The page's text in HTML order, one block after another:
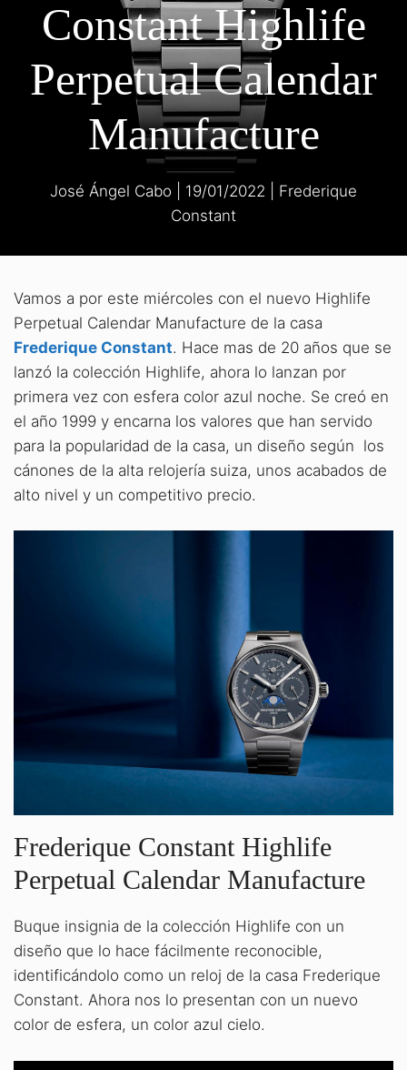
Constant Highlife
Perpetual Calendar
Manufacture
José Ángel Cabo 19/01/2022
Frederique
Constant
Vamos a por este miércoles con el nuevo Highlife
Perpetual Calendar Manufacture de la casa
Frederique Constant. Hace mas de 20 años que se
lanzó la colección Highlife, ahora lo lanzan por
primera vez con esfera color azul noche. Se creó en
el año 1999 y encarna los valores que han servido
para la popularidad de la casa, un diseño según los
cánones de la alta relojería suiza, unos acabados de
alto nivel y un competitivo precio.
Frederique Constant Highlife
Perpetual Calendar Manufacture
Buque insignia de la colección Highlife con un
diseño que lo hace fácilmente reconocible,
identificándolo como un reloj de la casa Frederique
Constant. Ahora nos lo presentan con un nuevo
color de esfera, un color azul cielo.